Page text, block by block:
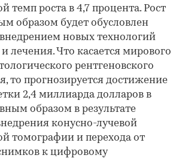
темп роста в 4,7 процента. Рост
образом будет обусловлен
новых технологий
лечения. Что касается мирового
рентгеновского
то прогнозируется достижение
2,4 миллиарда долларов в
образом в результате
конусно-лучевой
томографии и перехода от
к цифровому